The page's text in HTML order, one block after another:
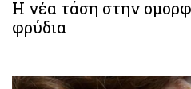
H νέα τάση στην
φρύδια